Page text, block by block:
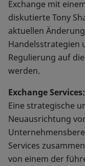
Exchange mit
diskutierte Tony
aktuellen
Handelsstrategien
Regulierung auf
werden.
Exchange
Eine strategische
Neuausrichtung
Services
von einem der